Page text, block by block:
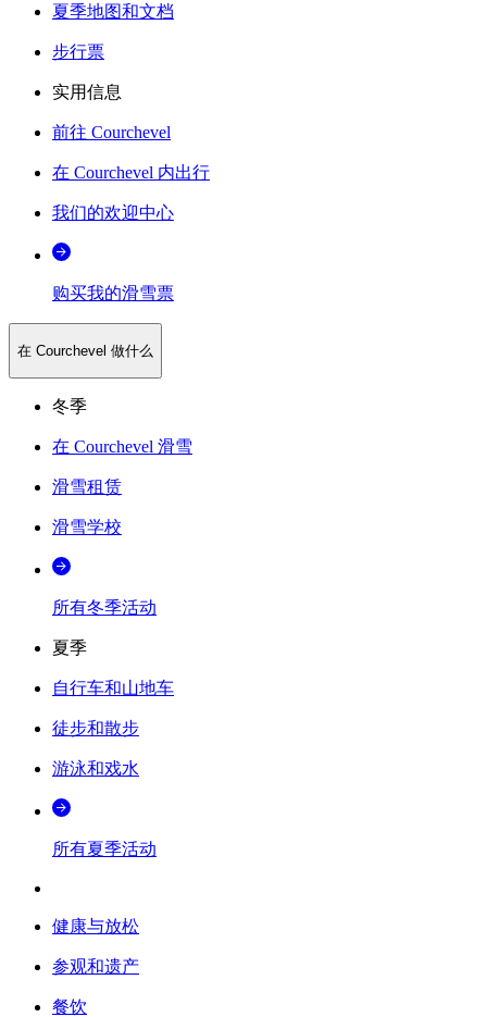
夏季地图和文档
步行票
实用信息
前往 Courchevel
在 Courchevel 内出行
我们的欢迎中心
购买我的滑雪票
在 Courchevel 做什么
冬季
在 Courchevel 滑雪
滑雪租赁
滑雪学校
所有冬季活动
夏季
自行车和山地车
徒步和散步
游泳和戏水
所有夏季活动
健康与放松
参观和遗产
餐饮